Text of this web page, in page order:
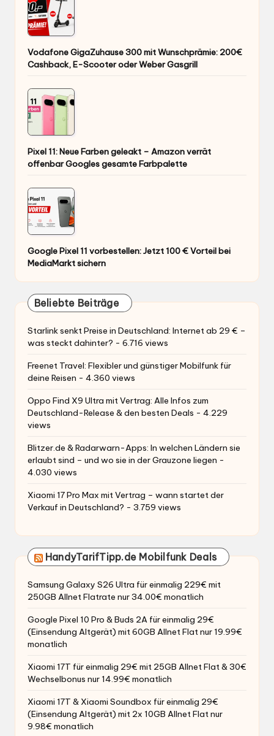
Vodafone GigaZuhause 300 mit Wunschprämie: 200€
Cashback, E-Scooter oder Weber Gasgrill
Pixel 11: Neue Farben geleakt – Amazon verrät
offenbar Googles gesamte Farbpalette
Google Pixel 11 vorbestellen: Jetzt 100 € Vorteil bei
MediaMarkt sichern
Beliebte Beiträge
Starlink senkt Preise in Deutschland: Internet ab 29 € –
was steckt dahinter? - 6.716 views
Freenet Travel: Flexibler und günstiger Mobilfunk für
deine Reisen - 4.360 views
Oppo Find X9 Ultra mit Vertrag: Alle Infos zum
Deutschland-Release & den besten Deals - 4.229
views
Blitzer.de & Radarwarn-Apps: In welchen Ländern sie
erlaubt sind – und wo sie in der Grauzone liegen -
4.030 views
Xiaomi 17 Pro Max mit Vertrag – wann startet der
Verkauf in Deutschland? - 3.759 views
HandyTarifTipp.de Mobilfunk Deals
Samsung Galaxy S26 Ultra für einmalig 229€ mit
250GB Allnet Flatrate nur 34.00€ monatlich
Google Pixel 10 Pro & Buds 2A für einmalig 29€
(Einsendung Altgerät) mit 60GB Allnet Flat nur 19.99€
monatlich
Xiaomi 17T für einmalig 29€ mit 25GB Allnet Flat & 30€
Wechselbonus nur 14.99€ monatlich
Xiaomi 17T & Xiaomi Soundbox für einmalig 29€
(Einsendung Altgerät) mit 2x 10GB Allnet Flat nur
9.98€ monatlich